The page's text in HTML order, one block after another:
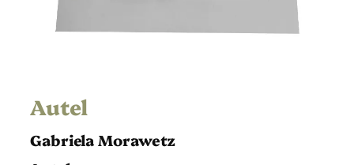
Autel
Gabriela Morawetz